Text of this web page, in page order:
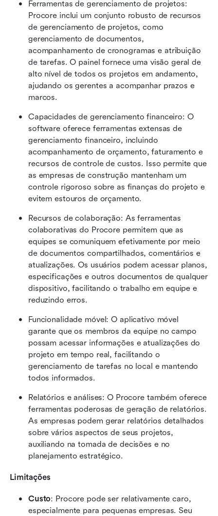
Ferramentas de gerenciamento de projetos:
Procore inclui um conjunto robusto de recursos
de gerenciamento de projetos, como
gerenciamento de documentos,
acompanhamento de cronogramas e atribuição
de tarefas. O painel fornece uma visão geral de
alto nível de todos os projetos em andamento,
ajudando os gerentes a acompanhar prazos e
marcos.
Capacidades de gerenciamento financeiro: O
software oferece ferramentas extensas de
gerenciamento financeiro, incluindo
acompanhamento de orçamento, faturamento e
recursos de controle de custos. Isso permite que
as empresas de construção mantenham um
controle rigoroso sobre as finanças do projeto e
evitem estouros de orçamento.
Recursos de colaboração: As ferramentas
colaborativas do Procore permitem que as
equipes se comuniquem efetivamente por meio
de documentos compartilhados, comentários e
atualizações. Os usuários podem acessar planos,
especificações e outros documentos de qualquer
dispositivo, facilitando o trabalho em equipe e
reduzindo erros.
Funcionalidade móvel: O aplicativo móvel
garante que os membros da equipe no campo
possam acessar informações e atualizações do
projeto em tempo real, facilitando o
gerenciamento de tarefas no local e mantendo
todos informados.
Relatórios e análises: O Procore também oferece
ferramentas poderosas de geração de relatórios.
As empresas podem gerar relatórios detalhados
sobre vários aspectos de seus projetos,
auxiliando na tomada de decisões e no
planejamento estratégico.
Limitações
Custo: Procore pode ser relativamente caro,
especialmente para pequenas empresas. Seu